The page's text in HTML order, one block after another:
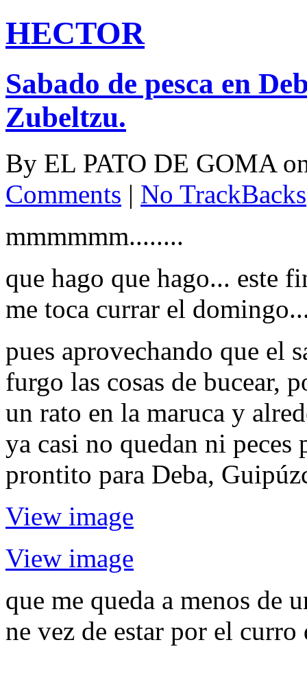
HECTOR
Sabado de pesca en
Zubeltzu.
By EL PATO DE GOMA
Comments | No TrackBacks
mmmmmm........
que hago que hago... este
me toca currar el
pues aprovechando que el
furgo las cosas de bucear,
un rato en la maruca y
ya casi no quedan ni
prontito para Deba,
View image
View image
que me queda a menos de
ne vez de estar por el curro